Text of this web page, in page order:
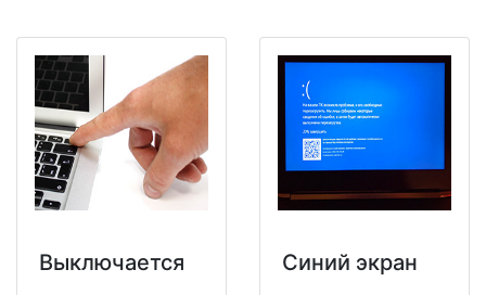
Выключается Синий экран